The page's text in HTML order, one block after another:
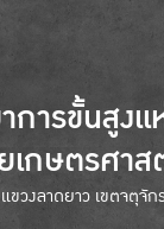
ารขั้นสูงแ
เกษตรศาส
วงลาดยาว เขตจตุจั